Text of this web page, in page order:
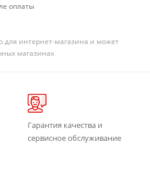
оплаты
для интернет-магазина и может
магазинах
Гарантия качества и
сервисное обслуживание